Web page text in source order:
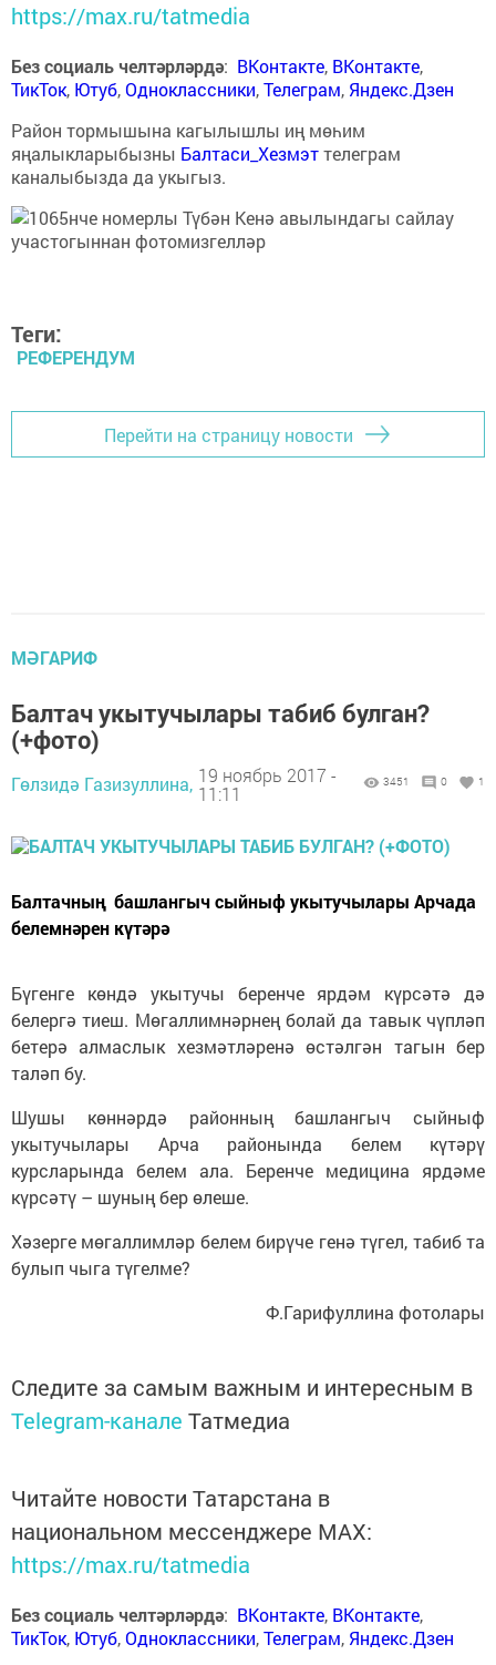
https://max.ru/tatmedia
Без социаль челтәрләрдә: ВКонтакте, ВКонтакте,
ТикТок, Ютуб,Одноклассники,Телеграм, Яндекс.Дзен
Район тормышына кагылышлы иң мөһим
яңалыкларыбызны Балтаси_Хезмэттелеграм
каналыбызда да укыгыз.
Теги:
РЕФЕРЕНДУМ
Перейти на страницу новости
МӘГАРИФ
Балтач укытучылары табиб булган?
(+фото)
Гөлзидә Газизуллина, 19 ноябрь 2017 -
11:11
3451 0 1
Балтачның башлангыч сыйныф укытучылары Арчада
белемнәрен күтәрә
Бүгенге көндә укытучы беренче ярдәм күрсәтә дә
белергә тиеш. Мөгаллимнәрнең болай да тавык чүпләп
бетерә алмаслык хезмәтләренә өстәлгән тагын бер
таләп бу.
Шушы көннәрдә районның башлангыч сыйныф
укытучылары Арча районында белем күтәрү
курсларында белем ала. Беренче медицина ярдәме
күрсәтү – шуның бер өлеше.
Хәзерге мөгаллимләр белем бирүче генә түгел, табиб та
булып чыга түгелме?
Ф.Гарифуллина фотолары
Следите за самым важным и интересным в
Telegram-канале Татмедиа
Читайте новости Татарстана в
национальном мессенджере MАХ:
https://max.ru/tatmedia
Без социаль челтәрләрдә: ВКонтакте, ВКонтакте,
ТикТок, Ютуб,Одноклассники,Телеграм, Яндекс.Дзен